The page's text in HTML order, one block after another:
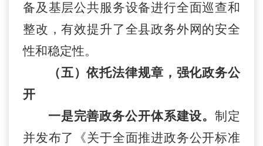
备及基层公共服务设备进行全面巡查和
整改，有效提升了全县政务外网的安全
性和稳定性。
（五）依托法律规章，强化政务公
开
一是完善政务公开体系建设。制定
并发布了《关于全面推进政务公开标准